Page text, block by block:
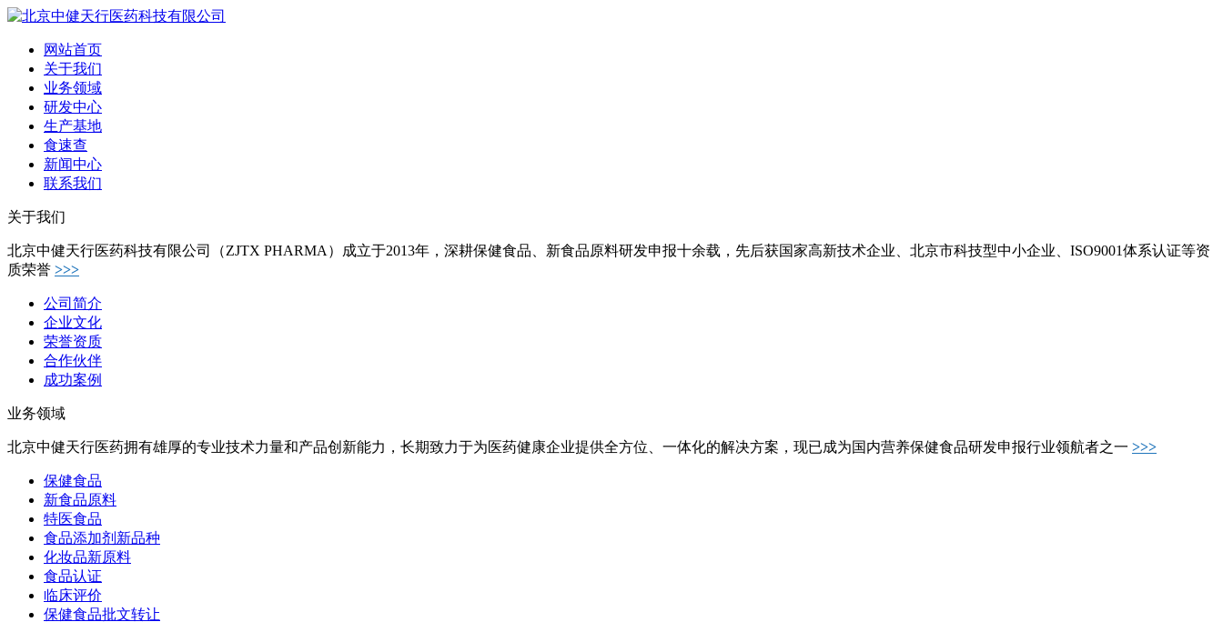
网站首页
关于我们
业务领域
研发中心
生产基地
食速查
新闻中心
联系我们
关于我们
北京中健天行医药科技有限公司（ZJTX PHARMA）成立于2013年，深耕保健食品、新食品原料研发申报十余载，先后获国家高新技术企业、北京市科技型中小企业、ISO9001体系认证等资
质荣誉 >>>
公司简介
企业文化
荣誉资质
合作伙伴
成功案例
业务领域
北京中健天行医药拥有雄厚的专业技术力量和产品创新能力，长期致力于为医药健康企业提供全方位、一体化的解决方案，现已成为国内营养保健食品研发申报行业领航者之一 >>>
保健食品
新食品原料
特医食品
食品添加剂新品种
化妆品新原料
食品认证
临床评价
保健食品批文转让